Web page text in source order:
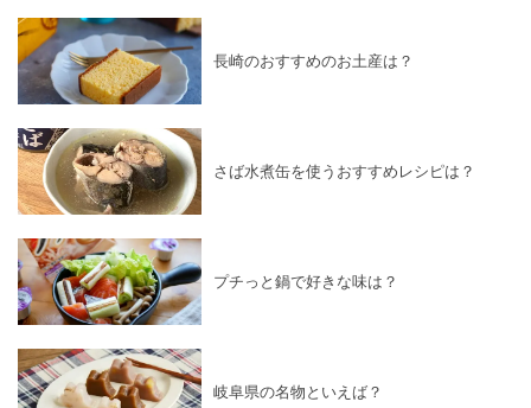
長崎のおすすめのお土産は？
さば水煮缶を使うおすすめレシピは？
プチっと鍋で好きな味は？
岐阜県の名物といえば？